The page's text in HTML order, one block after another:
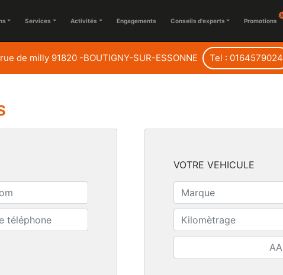
Services Activités Engagements Conseils d'experts Promotions
de milly 91820 -BOUTIGNY-SUR-ESSONNE Tel : 0164579024
VOTRE VEHICULE